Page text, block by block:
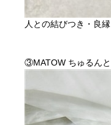
人との結びつき・良
③MATOW ちゅるん